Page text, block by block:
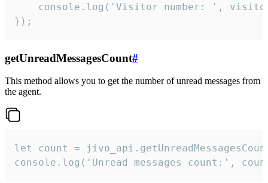
console.log('Visitor number: ',
});
getUnreadMessagesCount#
This method allows you to get the number of unread messages from
the agent.
let count =
console.log('Unread messages count:',